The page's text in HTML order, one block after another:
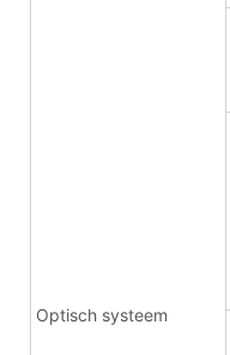
Optisch systeem